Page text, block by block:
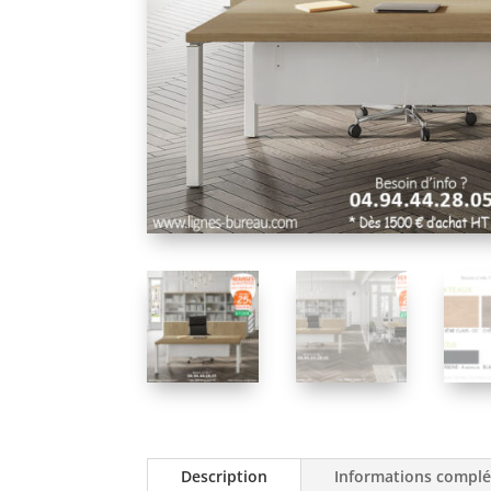
Description Informations